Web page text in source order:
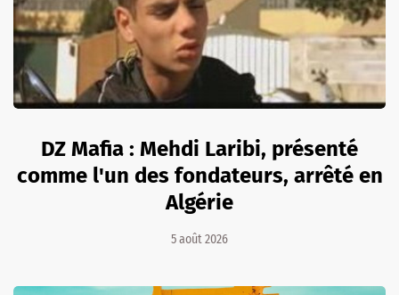
DZ Mafia : Mehdi Laribi, présenté
comme l'un des fondateurs, arrêté en
Algérie
5 août 2026